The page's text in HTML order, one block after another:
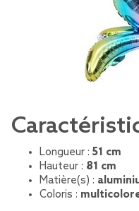
Longueur : 51 cm
Hauteur : 81 cm
Matière(s) :
Coloris :